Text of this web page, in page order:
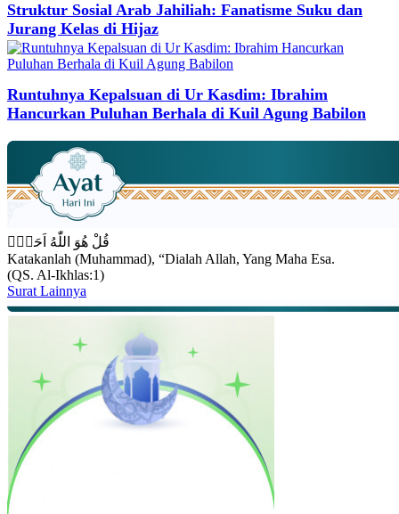
Struktur Sosial Arab Jahiliah: Fanatisme Suku dan
Jurang Kelas di Hijaz
Runtuhnya Kepalsuan di Ur Kasdim: Ibrahim
Hancurkan Puluhan Berhala di Kuil Agung Babilon
قُلْ هُوَ اللّٰهُ اَحَدٌۚ
Katakanlah (Muhammad), “Dialah Allah, Yang Maha Esa.
(QS. Al-Ikhlas:1)
Surat Lainnya